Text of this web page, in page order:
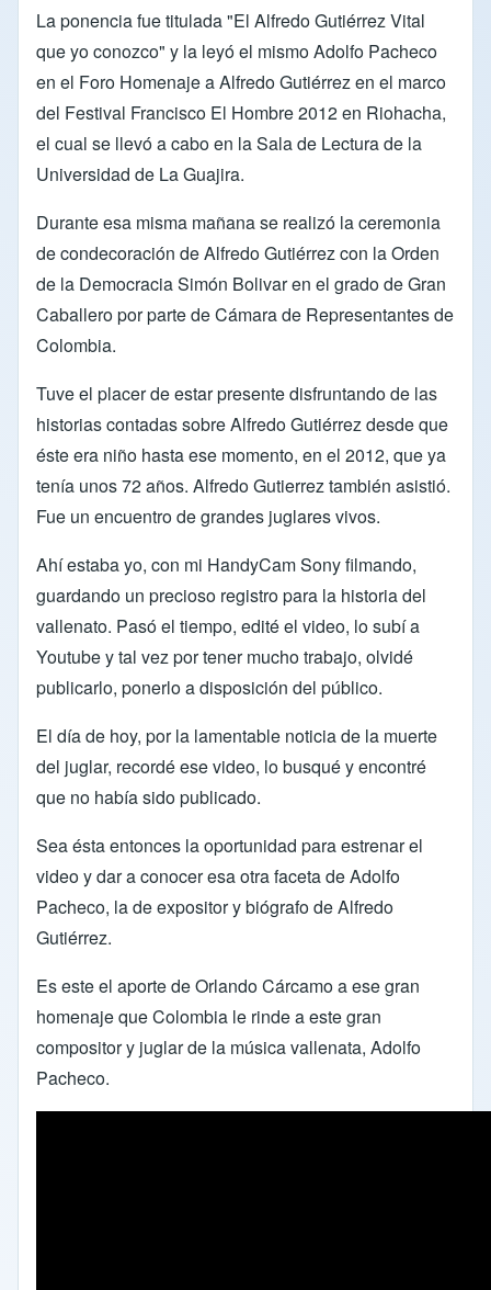
La ponencia fue titulada "El Alfredo Gutiérrez Vital
que yo conozco" y la leyó el mismo Adolfo Pacheco
en el Foro Homenaje a Alfredo Gutiérrez en el marco
del Festival Francisco El Hombre 2012 en Riohacha,
el cual se llevó a cabo en la Sala de Lectura de la
Universidad de La Guajira.
Durante esa misma mañana se realizó la ceremonia
de condecoración de Alfredo Gutiérrez con la Orden
de la Democracia Simón Bolivar en el grado de Gran
Caballero por parte de Cámara de Representantes de
Colombia.
Tuve el placer de estar presente disfruntando de las
historias contadas sobre Alfredo Gutiérrez desde que
éste era niño hasta ese momento, en el 2012, que ya
tenía unos 72 años. Alfredo Gutierrez también asistió.
Fue un encuentro de grandes juglares vivos.
Ahí estaba yo, con mi HandyCam Sony filmando,
guardando un precioso registro para la historia del
vallenato. Pasó el tiempo, edité el video, lo subí a
Youtube y tal vez por tener mucho trabajo, olvidé
publicarlo, ponerlo a disposición del público.
El día de hoy, por la lamentable noticia de la muerte
del juglar, recordé ese video, lo busqué y encontré
que no había sido publicado.
Sea ésta entonces la oportunidad para estrenar el
video y dar a conocer esa otra faceta de Adolfo
Pacheco, la de expositor y biógrafo de Alfredo
Gutiérrez.
Es este el aporte de Orlando Cárcamo a ese gran
homenaje que Colombia le rinde a este gran
compositor y juglar de la música vallenata, Adolfo
Pacheco.